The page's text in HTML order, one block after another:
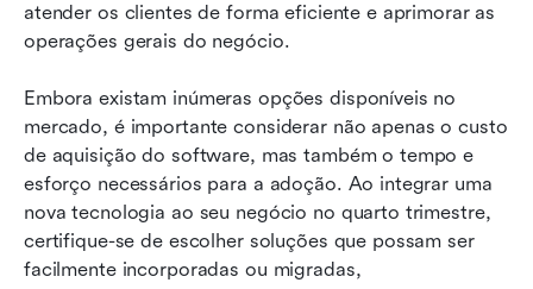
atender os clientes de forma eficiente e aprimorar as
operações gerais do negócio.
Embora existam inúmeras opções disponíveis no
mercado, é importante considerar não apenas o custo
de aquisição do software, mas também o tempo e
esforço necessários para a adoção. Ao integrar uma
nova tecnologia ao seu negócio no quarto trimestre,
certifique-se de escolher soluções que possam ser
facilmente incorporadas ou migradas,